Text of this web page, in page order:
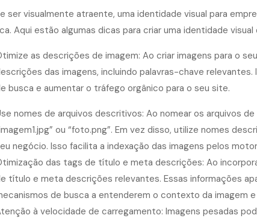
ser visualmente atraente, uma identidade visual para
Aqui estão algumas dicas para criar uma identidade visual
as descrições de imagem: Ao criar imagens para o
das imagens, incluindo palavras-chave relevantes.
busca e aumentar o tráfego orgânico para o seu site.
nomes de arquivos descritivos: Ao nomear os arquivos
ou “foto.png”. Em vez disso, utilize nomes
negócio. Isso facilita a indexação das imagens pelos
das tags de título e meta descrições: Ao
título e meta descrições relevantes. Essas informações
de busca a entenderem o contexto da imagem
à velocidade de carregamento: Imagens pesadas